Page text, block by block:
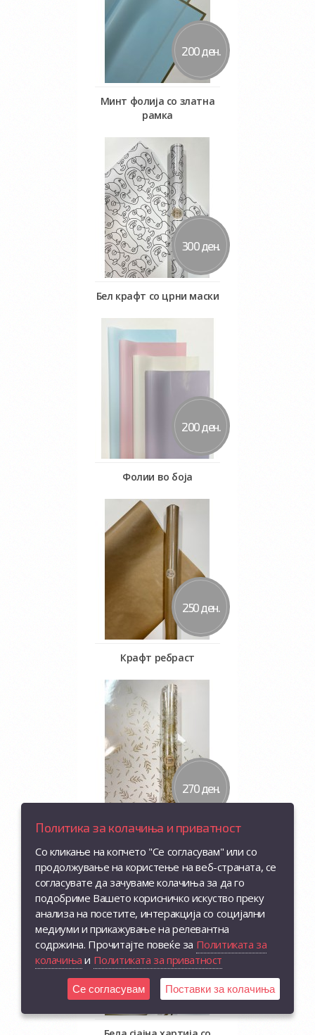
200 ден.
Минт фолија со златна
рамка
Во кошничка
300 ден.
Бел крафт со црни маски
200 ден.
Фолии во боја
Во кошничка
250 ден.
Крафт ребраст
Во кошничка
270 ден.
Проѕирна фолија со
златни листови
Во кошничка
300 ден.
Политика за колачиња и приватност
Со кликање на копчето "Се согласувам" или со
продолжување на користење на веб-страната, се
согласувате да зачуваме колачиња за да го
подобриме Вашето корисничко искуство преку
анализа на посетите, интеракција со социјални
медиуми и прикажување на релевантна
содржина. Прочитајте повеќе за Политиката за
колачиња и Политиката за приватност
Се согласувам Поставки за колачиња